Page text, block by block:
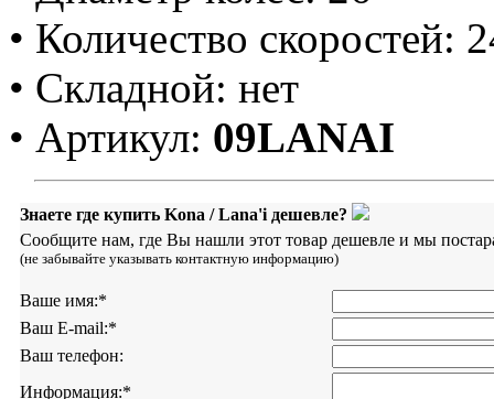
• Количество скоростей:
• Складной: нет
• Артикул: 09LANAI
Знаете где купить Kona / Lana'i дешевле?
Сообщите нам, где Вы нашли этот товар дешевле и мы
(не забывайте указывать контактную информацию)
Ваше имя:*
Ваш E-mail:*
Ваш телефон:
Информация:*